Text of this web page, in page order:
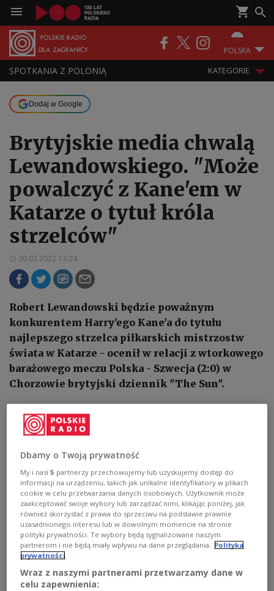
POLSKA
SPOTKANIA Z POLONIĄ KATEGORIE
Dodaj w Google
Brytyjskie media chwalą
Lewandowskiego. "Może
powalczyć z Kane'em w
Katarze o tytuł króla
strzelców"
30.03.2022 13:24
Robert Lewandowski będzie poważnym
konkurentem Harry'ego Kane'a do tytułu
najlepszego strzelca piłkarskich mistrzostw
świata w Katarze - ocenił w relacji z wtorkowego
barażowego meczu Polska - Szwecja (2:0) w
Chorzowie brytyjski dziennik "The Sun".
Jesper Karlstroem walczy o piłkę z Robertem Lewandowskim
Łukasz Gągulski
Dbamy o Twoją prywatność
My i nasi5 partnerzy przechowujemy lub uzyskujemy dostęp do
informacji na urządzeniu, takich jak unikalne identyfikatory w plikach
cookie w celu przetwarzania danych osobowych. Użytkownik może
zaakceptować swoje wybory lub zarządzać nimi, klikając poniżej, jak
również skorzystać z prawa do sprzeciwu na podstawie prawnie
uzasadnionego interesu lub w dowolnym momencie na stronie
polityki prywatności. Te wybory będą sygnalizowane naszym
partnerom i nie będą miały wpływu na dane przeglądania. Polityka
prywatności
Wraz z naszymi partnerami przetwarzamy dane w
celu zapewnienia: